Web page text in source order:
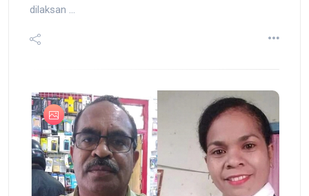
dilaksan ...